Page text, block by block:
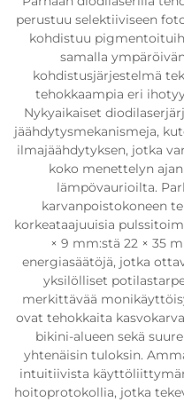
perustuu selektiiviseen
kohdistuu
samalla
kohdistusjärjestelmä
tehokkaampia eri
Nykyaikaiset
jäähdytysmekanismeja,
ilmajäähdytyksen, jotka
koko menettelyn
lämpövaurioilta.
karvanpoistokoneen
korkeataajuuisia
× 9 mm:stä 22 × 35
energiasäätöjä, jotka
yksilölliset
merkittävää
ovat tehokkaita
bikini-alueen sekä
yhtenäisin tuloksin.
intuitiivista
hoitoprotokollia, jotka